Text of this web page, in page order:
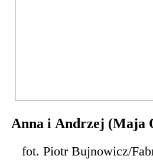
Anna i Andrzej (Maja
fot. Piotr Bujnowicz/